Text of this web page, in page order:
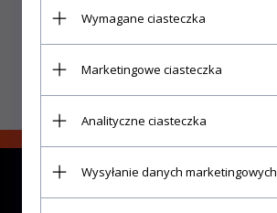
Informacje
Wymagane ciasteczka
Marketingowe ciasteczka
Analityczne ciasteczka
Wysyłanie danych marketingowych